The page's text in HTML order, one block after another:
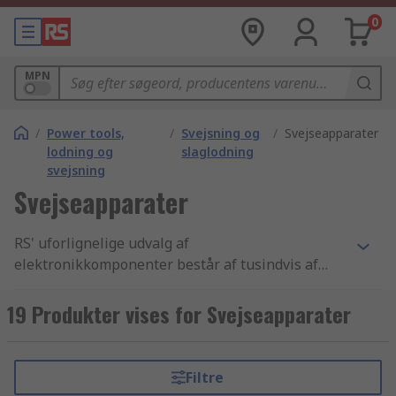
0
MPN
/ Power tools,
lodning og
svejsning
/ Svejsning og
slaglodning
/ Svejseapparater
Svejseapparater
RS' uforlignelige udvalg af
elektronikkomponenter består af tusindvis af
slutbearbejdning, VVS-værktøj og rørbukkere og
Lysbuesvejsning - svejsemaskiner og
Lysbuesvejsning - svejsemaskiner og
elektrodeholdere produkter samt de bedste
19 Produkter vises for Svejseapparater
Filtre